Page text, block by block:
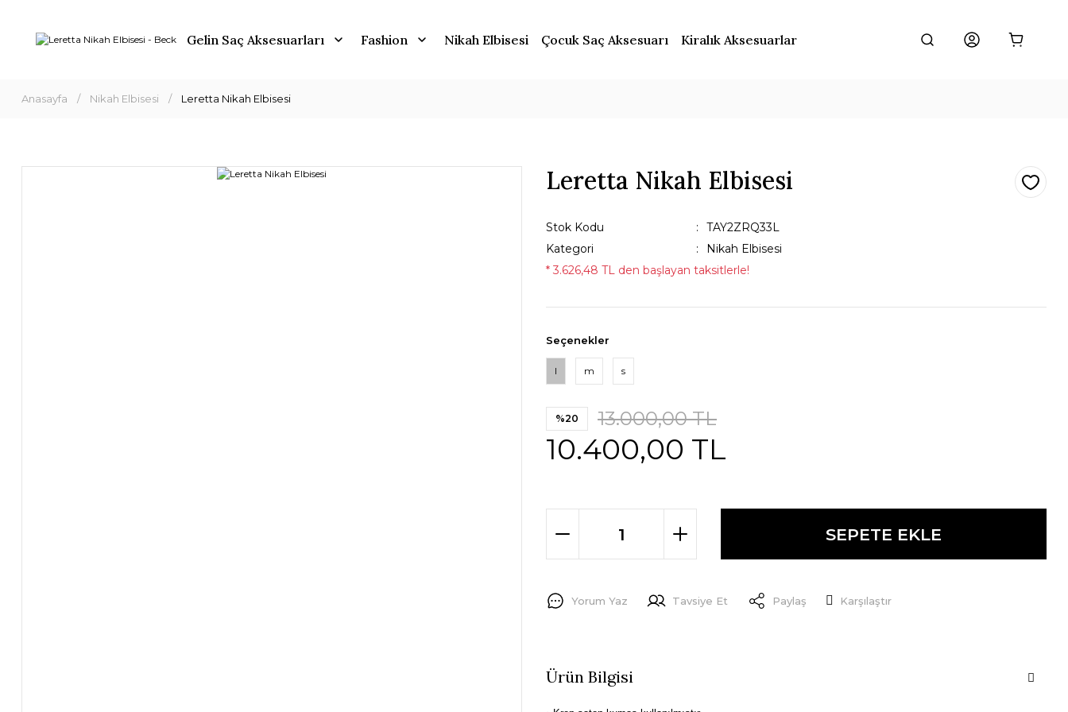
Gelin Saç Aksesuarları Fashion Nikah Elbisesi Çocuk Saç Aksesuarı Kiralık Aksesuarlar
Anasayfa Nikah Elbisesi Leretta Nikah Elbisesi
Leretta Nikah Elbisesi
Stok Kodu
TAY2ZRQ33L
Kategori
Nikah Elbisesi
* 3.626,48 TL den başlayan taksitlerle!
Seçenekler
l m s
%20 13.000,00 TL
10.400,00 TL
SEPETE EKLE
Yorum Yaz Tavsiye Et Paylaş Karşılaştır
Ürün Bilgisi